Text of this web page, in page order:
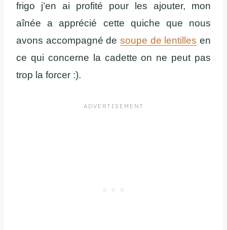
frigo j’en ai profité pour les ajouter, mon
aînée a apprécié cette quiche que nous
avons accompagné de soupe de lentilles en
ce qui concerne la cadette on ne peut pas
trop la forcer :).